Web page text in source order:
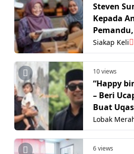
Steven
Kepada
Angkat
Siakap Keli
10 views
“Happy
– Beri
Buat
Cara Co-
Adli
Lobak
6 views